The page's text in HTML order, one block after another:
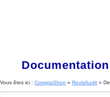
Vous êtes ici : ComptaShop » RevisAudit »